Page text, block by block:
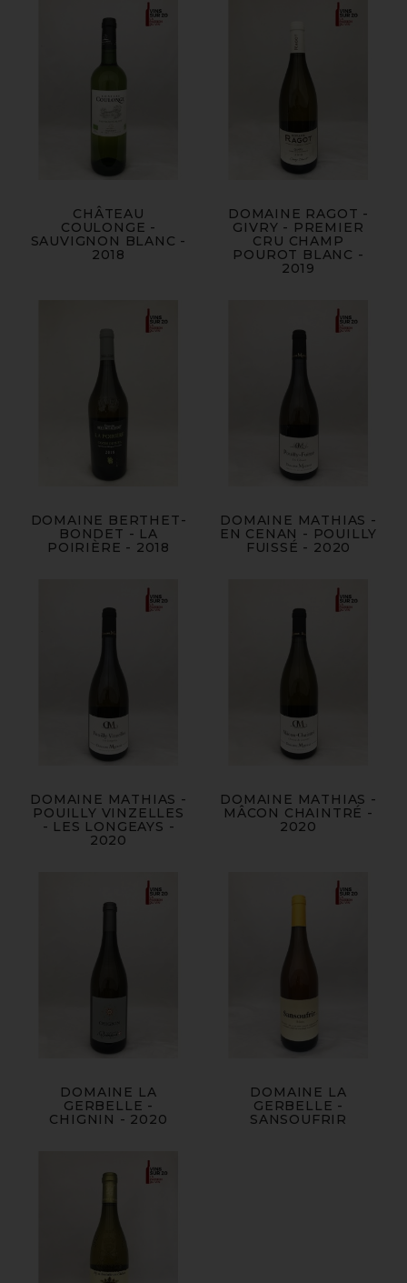
CHÂTEAU
COULONGE -
SAUVIGNON BLANC -
2018
DOMAINE RAGOT -
GIVRY - PREMIER
CRU CHAMP
POUROT BLANC -
2019
DOMAINE BERTHET-
BONDET - LA
POIRIÈRE - 2018
DOMAINE MATHIAS -
EN CENAN - POUILLY
FUISSÉ - 2020
DOMAINE MATHIAS -
POUILLY VINZELLES
- LES LONGEAYS -
2020
DOMAINE MATHIAS -
MÂCON CHAINTRÉ -
2020
DOMAINE LA
GERBELLE -
CHIGNIN - 2020
DOMAINE LA
GERBELLE -
SANSOUFRIR